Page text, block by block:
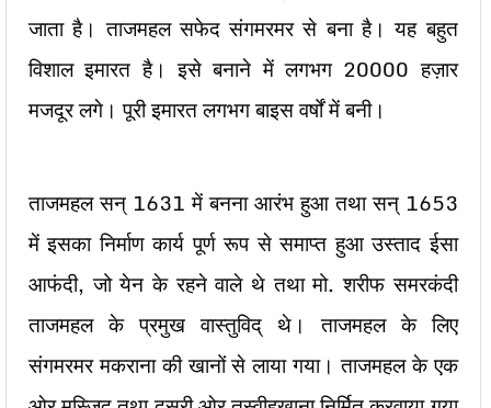
जाता है। ताजमहल सफेद संगमरमर से बना है। यह बहुत
विशाल इमारत है। इसे बनाने में लगभग 20000 हज़ार
मजदूर लगे। पूरी इमारत लगभग बाइस वर्षों में बनी।
ताजमहल सन् 1631 में बनना आरंभ हुआ तथा सन् 1653
में इसका निर्माण कार्य पूर्ण रूप से समाप्त हुआ उस्ताद ईसा
आफंदी, जो येन के रहने वाले थे तथा मो. शरीफ समरकंदी
ताजमहल के प्रमुख वास्तुविद् थे। ताजमहल के लिए
संगमरमर मकराना की खानों से लाया गया। ताजमहल के एक